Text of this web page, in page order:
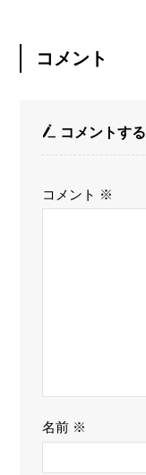
コメント
コメントする
コメント ※
名前 ※